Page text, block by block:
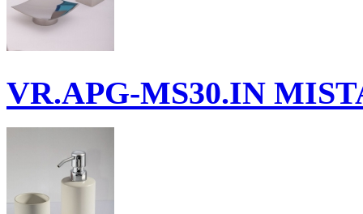
VR.APG-MS30.IN